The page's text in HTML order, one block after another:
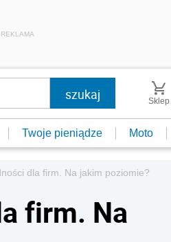
REKLAMA
Sklep
Twoje pieniądze Moto
dla firm. Na jakim poziomie?
firm. Na